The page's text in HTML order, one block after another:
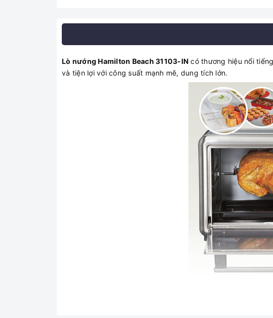
Lò nướng Hamilton Beach 31103-IN có thương hiệu nổi
và tiện lợi với công suất mạnh mẽ, dung tích lớn.